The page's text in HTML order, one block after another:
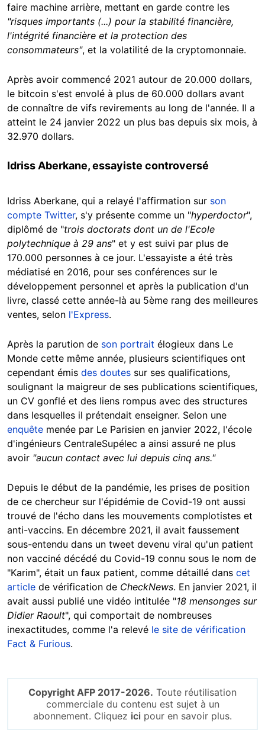
faire machine arrière, mettant en garde contre les
"risques importants (...) pour la stabilité financière,
l'intégrité financière et la protection des
consommateurs", et la volatilité de la cryptomonnaie.
Après avoir commencé 2021 autour de 20.000 dollars,
le bitcoin s'est envolé à plus de 60.000 dollars avant
de connaître de vifs revirements au long de l'année. Il a
atteint le 24 janvier 2022 un plus bas depuis six mois, à
32.970 dollars.
Idriss Aberkane, essayiste controversé
Idriss Aberkane, qui a relayé l'affirmation sur son
compte Twitter, s'y présente comme un "hyperdoctor",
diplômé de "trois doctorats dont un de l'Ecole
polytechnique à 29 ans" et y est suivi par plus de
170.000 personnes à ce jour. L'essayiste a été très
médiatisé en 2016, pour ses conférences sur le
développement personnel et après la publication d'un
livre, classé cette année-là au 5ème rang des meilleures
ventes, selon l'Express.
Après la parution de son portrait élogieux dans Le
Monde cette même année, plusieurs scientifiques ont
cependant émis des doutes sur ses qualifications,
soulignant la maigreur de ses publications scientifiques,
un CV gonflé et des liens rompus avec des structures
dans lesquelles il prétendait enseigner. Selon une
enquête menée par Le Parisien en janvier 2022, l'école
d'ingénieurs CentraleSupélec a ainsi assuré ne plus
avoir "aucun contact avec lui depuis cinq ans."
Depuis le début de la pandémie, les prises de position
de ce chercheur sur l'épidémie de Covid-19 ont aussi
trouvé de l'écho dans les mouvements complotistes et
anti-vaccins. En décembre 2021, il avait faussement
sous-entendu dans un tweet devenu viral qu'un patient
non vacciné décédé du Covid-19 connu sous le nom de
"Karim", était un faux patient, comme détaillé dans cet
article de vérification de CheckNews. En janvier 2021, il
avait aussi publié une vidéo intitulée "18 mensonges sur
Didier Raoult", qui comportait de nombreuses
inexactitudes, comme l'a relevé le site de vérification
Fact & Furious.
Copyright AFP 2017-2026. Toute réutilisation
commerciale du contenu est sujet à un
abonnement. Cliquez ici pour en savoir plus.